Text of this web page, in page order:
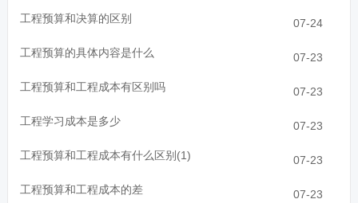
工程预算和决算的区别 07-24
工程预算的具体内容是什么 07-23
工程预算和工程成本有区别吗 07-23
工程学习成本是多少 07-23
工程预算和工程成本有什么区别(1) 07-23
工程预算和工程成本的差 07-23